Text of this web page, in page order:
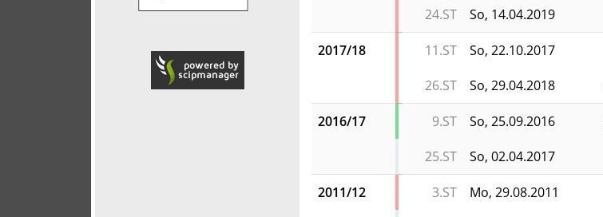
24.ST
So, 14.04.2019
2017/18 11.ST So, 22.10.2017
26.ST
So, 29.04.2018
2016/17 9.ST So, 25.09.2016
25.ST So, 02.04.2017
2011/12 3.ST Mo, 29.08.2011